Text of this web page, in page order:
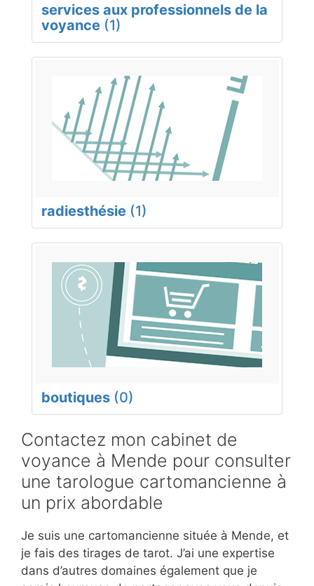
services aux professionnels de la
voyance (1)
radiesthésie (1)
boutiques (0)
Contactez mon cabinet de
voyance à Mende pour consulter
une tarologue cartomancienne à
un prix abordable
Je suis une cartomancienne située à Mende, et
je fais des tirages de tarot. J’ai une expertise
dans d’autres domaines également que je